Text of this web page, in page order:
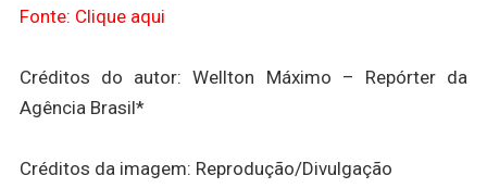
Fonte: Clique aqui
Créditos do autor: Wellton Máximo – Repórter da
Agência Brasil*
Créditos da imagem: Reprodução/Divulgação